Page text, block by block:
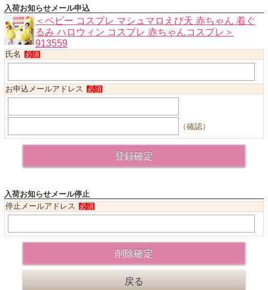
入荷お知らせメール申込
＜ベビー コスプレ マシュマロえび天 赤ちゃん 着ぐ
るみ ハロウィン コスプレ 赤ちゃんコスプレ＞
913559
氏名 必須
お申込メールアドレス 必須
（確認）
入荷お知らせメール停止
停止メールアドレス
必須
アウトレット
会社概要
お支払・送料
サイズの測り方
よくあるご質問
レビューを見る
マイページログイン
お問い合わせ
当店は持続可能な開発目標「SDGs」を推進しています。